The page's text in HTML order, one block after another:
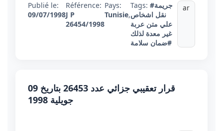
Publié le:
09/07/1998
Référence:
J P
26454/1998
Pays:
Tunisie,
Tags: #جريمة
نقل اشخاص
علي متن عربة
غير معدة لذلك
#ضمان سلامة
ar
قرار تعقيبي جزائي عدد 26453 بتاريخ 09
جويلية 1998